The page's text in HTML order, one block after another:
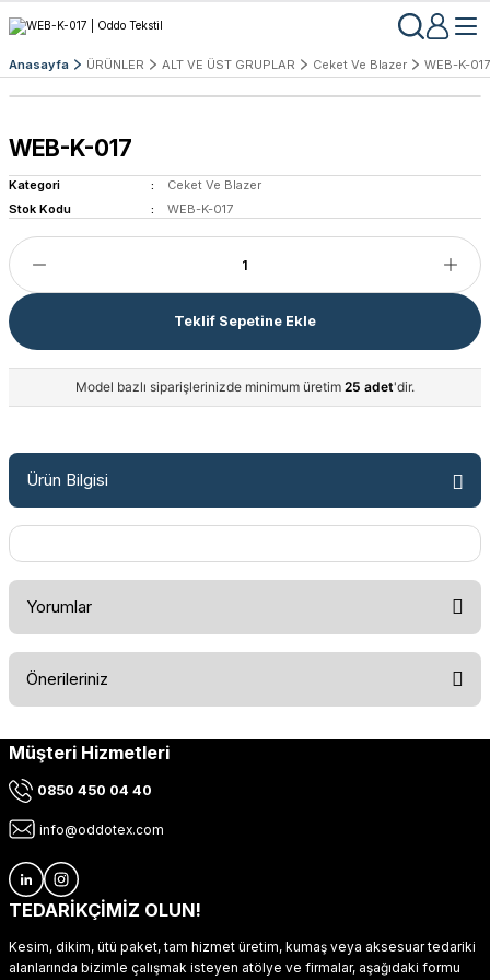
Anasayfa ÜRÜNLER ALT VE ÜST GRUPLAR Ceket Ve Blazer WEB-K-017
WEB-K-017
Kategori
Ceket Ve Blazer
Stok Kodu
WEB-K-017
Teklif Sepetine Ekle
Model bazlı siparişlerinizde minimum üretim 25 adet'dir.
Ürün Bilgisi
Yorumlar
Önerileriniz
Bu ürünün fiyat bilgisi, resim, ürün açıklamalarında ve diğer
kullanarak tarafımıza iletebilirsiniz.
Ürün resmi kalitesiz, bozuk veya görüntülenemiyor.
Ürün açıklamasında eksik bilgiler bulunuyor.
Ürün fiyatı diğer sitelerden daha pahalı.
Müşteri Hizmetleri
0850 450 04 40
info@oddotex.com
TEDARİKÇİMİZ OLUN!
Kesim, dikim, ütü paket, tam hizmet üretim, kumaş veya aksesuar tedariki
alanlarında bizimle çalışmak isteyen atölye ve firmalar, aşağıdaki formu